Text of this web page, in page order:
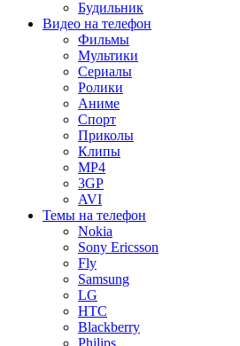
Будильник
Видео на телефон
Фильмы
Мультики
Сериалы
Ролики
Аниме
Спорт
Приколы
Клипы
MP4
3GP
AVI
Темы на телефон
Nokia
Sony Ericsson
Fly
Samsung
LG
HTC
Blackberry
Philips